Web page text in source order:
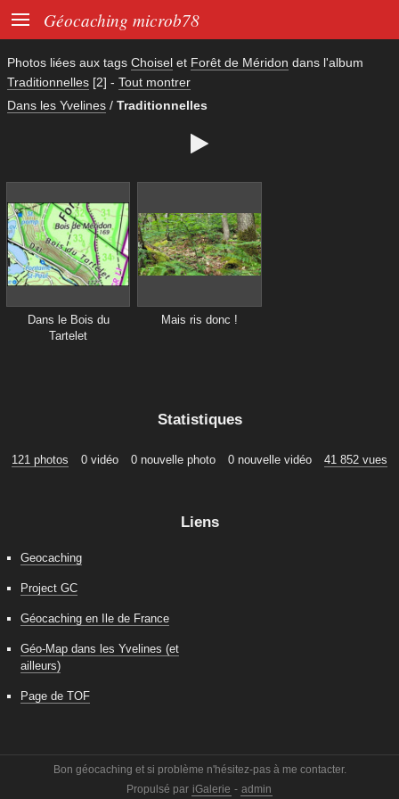
 Géocaching microb78
Photos liées aux tags Choisel et Forêt de Méridon dans l'album
Traditionnelles [2] - Tout montrer
Dans les Yvelines / Traditionnelles

Dans le Bois du
Tartelet
Mais ris donc !
Statistiques
121 photos 0 vidéo 0 nouvelle photo 0 nouvelle vidéo 41 852 vues
Liens
Geocaching
Project GC
Géocaching en Ile de France
Géo-Map dans les Yvelines (et
ailleurs)
Page de TOF
Bon géocaching et si problème n'hésitez-pas à me contacter.
Propulsé par iGalerie - admin